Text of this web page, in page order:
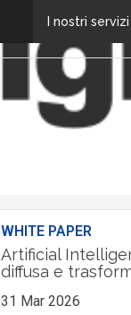
I nostri servizi
WHITE PAPER
Artificial
diffusa e
31 Mar 2026